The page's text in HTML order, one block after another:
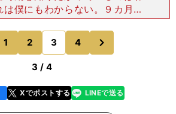
僕にもわからない。９カ月か
かもしれない。長い道のりだ
ストを尽くすつもりだ」 長い
旅の
のページへ
1 2 3 4
のページへ
3 / 4
Xでポストする
line LINEで送る